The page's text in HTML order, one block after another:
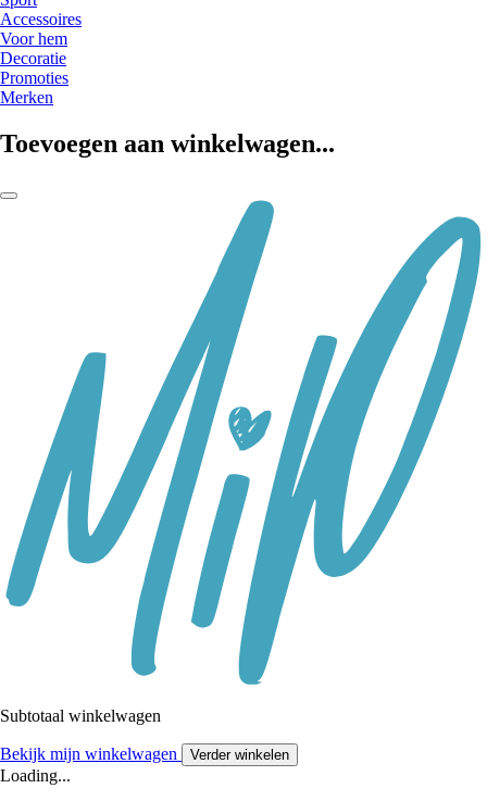
Accessoires
Voor hem
Decoratie
Promoties
Merken
Toevoegen aan winkelwagen...
Subtotaal winkelwagen
Bekijk mijn winkelwagen Verder winkelen
Loading...